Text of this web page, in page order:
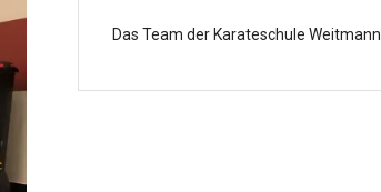
Das Team der Karateschule Weitmann